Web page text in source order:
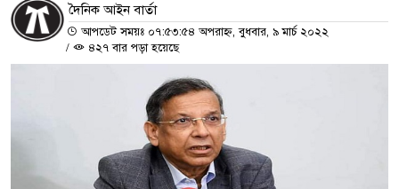
দৈনিক আইন বার্তা
আপডেট সময়ঃ ০৭:৫৩:৫৪ অপরাহ্ন, বুধবার, ৯ মার্চ ২০২২
/
৪২৭ বার পড়া হয়েছে